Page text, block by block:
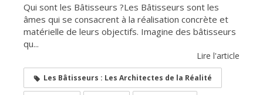
Qui sont les Bâtisseurs ?Les Bâtisseurs sont les
âmes qui se consacrent à la réalisation concrète et
matérielle de leurs objectifs. Imagine des bâtisseurs
qu...
Lire l'article
Les Bâtisseurs : Les Architectes de la Réalité